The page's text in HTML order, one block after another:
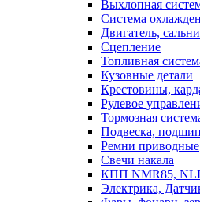
Выхлопная
Система
Двигатель,
Сцепление
Топливная
Кузовные детали
Крестовины,
Рулевое
Тормозная
Подвеска,
Ремни приводные
Свечи накала
КПП NMR85,
Электрика,